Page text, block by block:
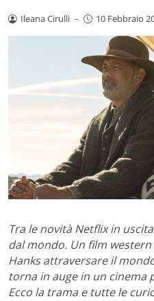
Ileana Cirulli - 10 Febbraio
Tra le novità Netflix in
dal mondo. Un film
Hanks attraversare il
torna in auge in un cinema
Ecco la trama e tutte le